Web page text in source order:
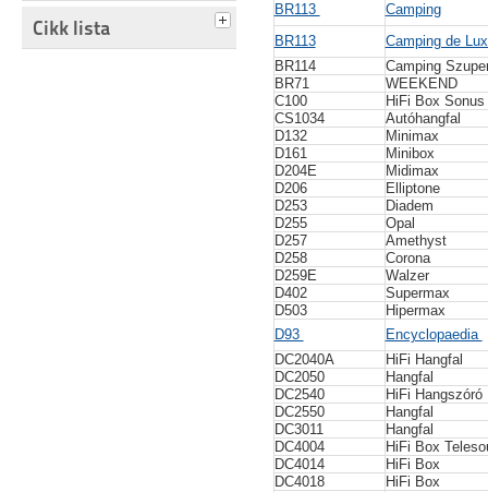
Cikk lista
BR113
Camping
BR113
Camping de
BR114
Camping
BR71
WEEKEND
C100
HiFi Box Sonus
CS1034
Autóhangfal
D132
Minimax
D161
Minibox
D204E
Midimax
D206
Elliptone
D253
Diadem
D255
Opal
D257
Amethyst
D258
Corona
D259E
Walzer
D402
Supermax
D503
Hipermax
D93
Encyclopaedia
DC2040A
HiFi Hangfal
DC2050
Hangfal
DC2540
HiFi Hangszóró
DC2550
Hangfal
DC3011
Hangfal
DC4004
HiFi Box
DC4014
HiFi Box
DC4018
HiFi Box